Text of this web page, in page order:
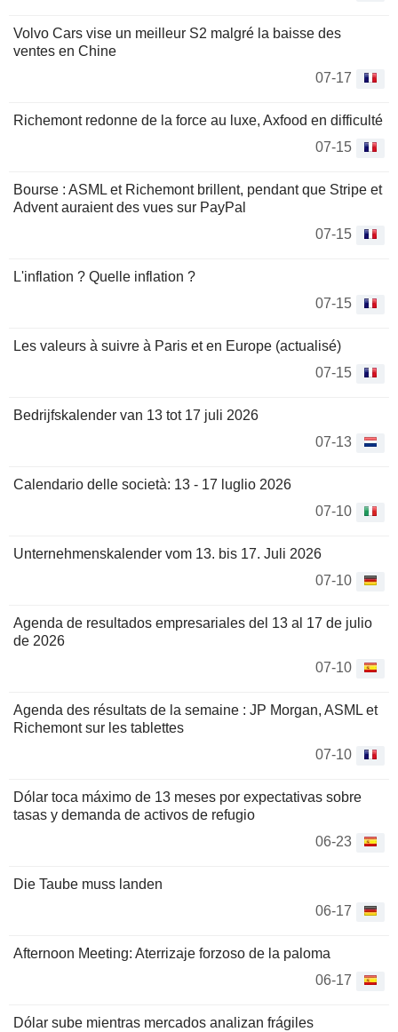
Volvo Cars vise un meilleur S2 malgré la baisse des
ventes en Chine
07-17
Richemont redonne de la force au luxe, Axfood en difficulté
07-15
Bourse : ASML et Richemont brillent, pendant que Stripe et
Advent auraient des vues sur PayPal
07-15
L'inflation ? Quelle inflation ?
07-15
Les valeurs à suivre à Paris et en Europe (actualisé)
07-15
Bedrijfskalender van 13 tot 17 juli 2026
07-13
Calendario delle società: 13 - 17 luglio 2026
07-10
Unternehmenskalender vom 13. bis 17. Juli 2026
07-10
Agenda de resultados empresariales del 13 al 17 de julio
de 2026
07-10
Agenda des résultats de la semaine : JP Morgan, ASML et
Richemont sur les tablettes
07-10
Dólar toca máximo de 13 meses por expectativas sobre
tasas y demanda de activos de refugio
06-23
Die Taube muss landen
06-17
Afternoon Meeting: Aterrizaje forzoso de la paloma
06-17
Dólar sube mientras mercados analizan frágiles